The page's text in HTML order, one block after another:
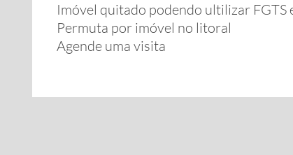
Imóvel quitado podendo ultilizar FGTS
Permuta por imóvel no litoral
Agende uma visita